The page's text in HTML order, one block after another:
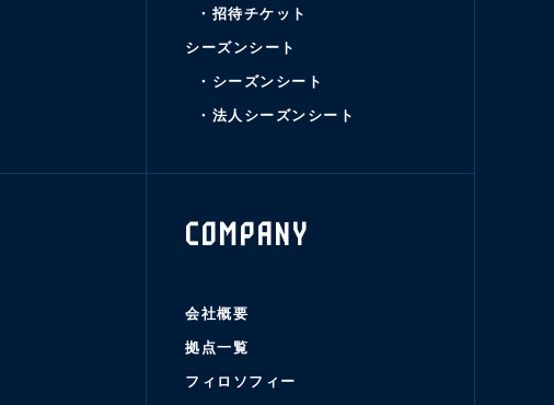
・招待チケット
シーズンシート
・シーズンシート
・法人シーズンシート
COMPANY
会社概要
拠点一覧
フィロソフィー